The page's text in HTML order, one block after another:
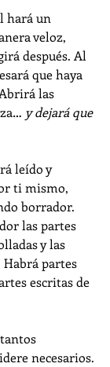
hará un
veloz,
después. Al
que haya
las
y dejará que
leído y
ti mismo,
borrador.
las partes
y las
Habrá partes
escritas de
necesarios.